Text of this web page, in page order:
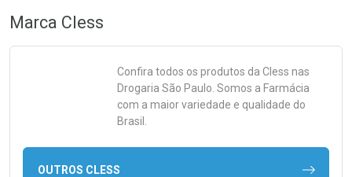
Marca Cless
Confira todos os produtos da Cless nas
Drogaria São Paulo. Somos a Farmácia
com a maior variedade e qualidade do
Brasil.
OUTROS CLESS